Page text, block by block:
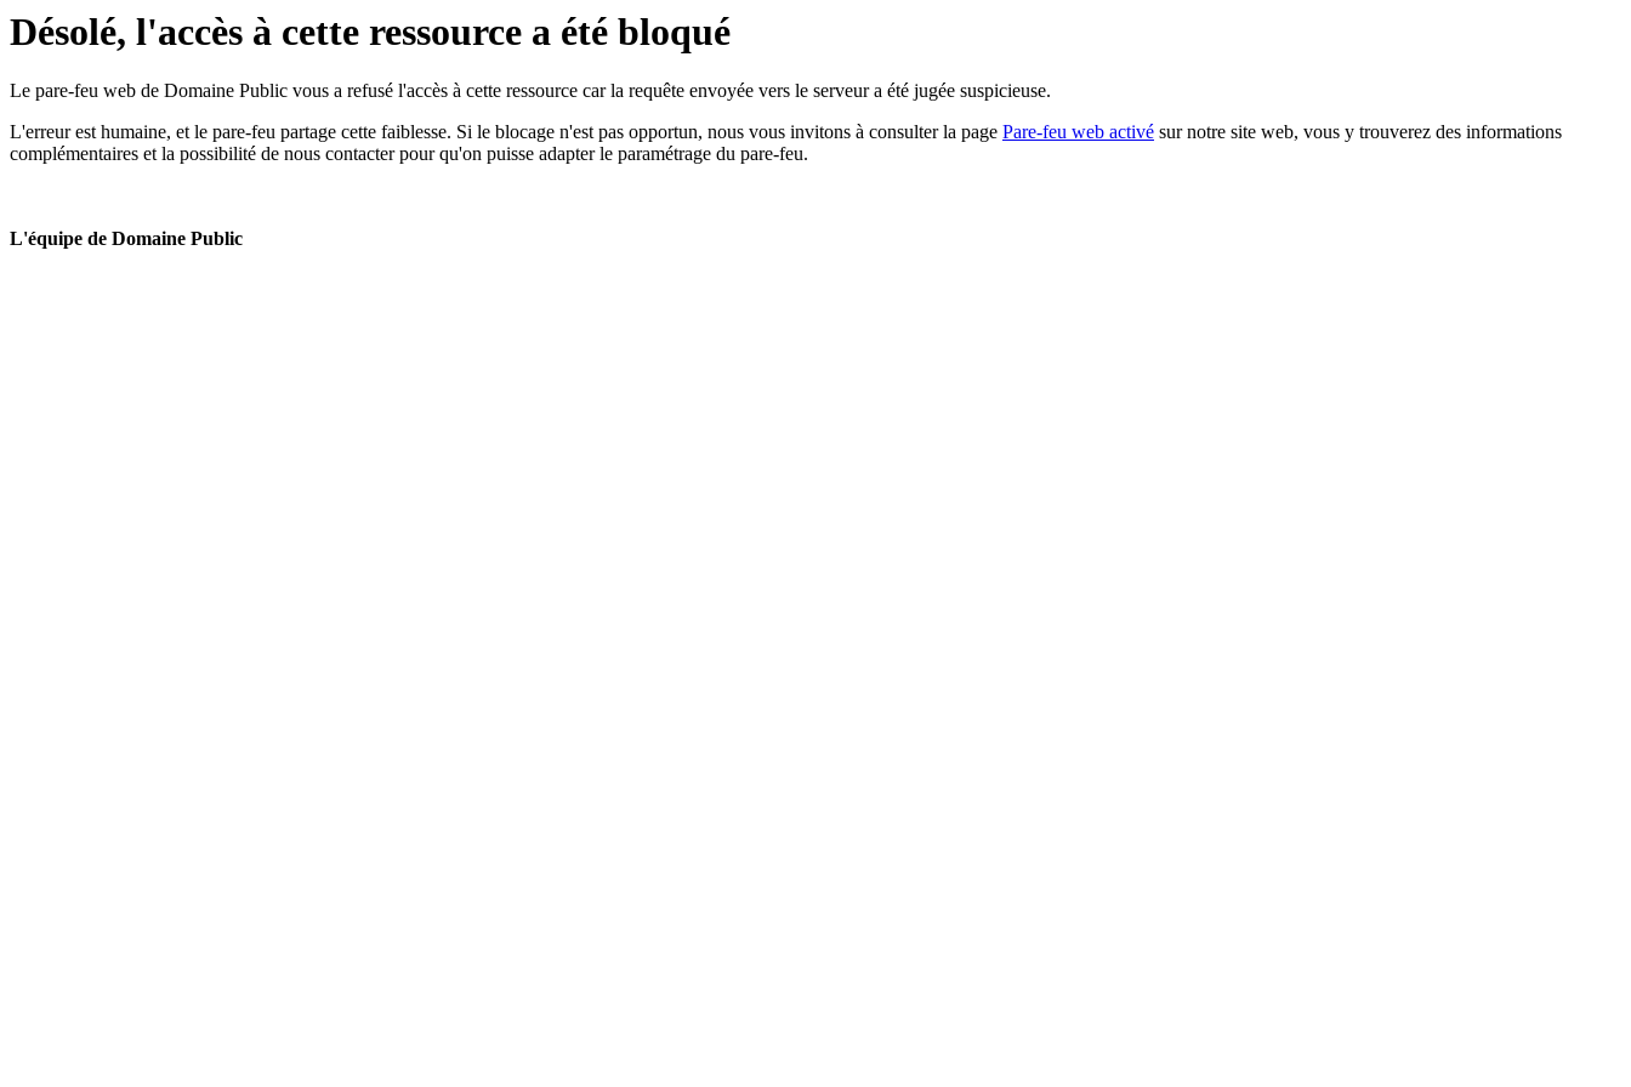
Désolé, l'accès à cette ressource a été bloqué
Le pare-feu web de Domaine Public vous a refusé l'accès à cette ressource car la requête envoyée vers le serveur a été jugée suspicieuse.
L'erreur est humaine, et le pare-feu partage cette faiblesse. Si le blocage n'est pas opportun, nous vous invitons à consulter la page Pare-feu web activé sur notre site web, vous y trouverez des informations
complémentaires et la possibilité de nous contacter pour qu'on puisse adapter le paramétrage du pare-feu.
L'équipe de Domaine Public